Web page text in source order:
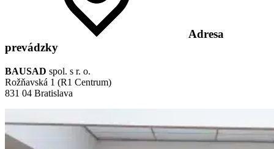
Adresa
prevádzky
BAUSAD spol. s r. o.
Rožňavská 1 (R1 Centrum)
831 04 Bratislava